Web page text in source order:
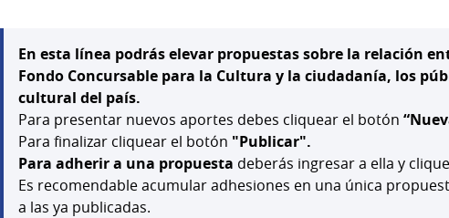
En esta línea podrás elevar propuestas sobre la relación
Fondo Concursable para la Cultura y la ciudadanía, los
cultural del país.
Para presentar nuevos aportes debes cliquear el botón
Para finalizar cliquear el botón "Publicar".
Para adherir a una propuesta deberás ingresar a ella y
Es recomendable acumular adhesiones en una única
a las ya publicadas.